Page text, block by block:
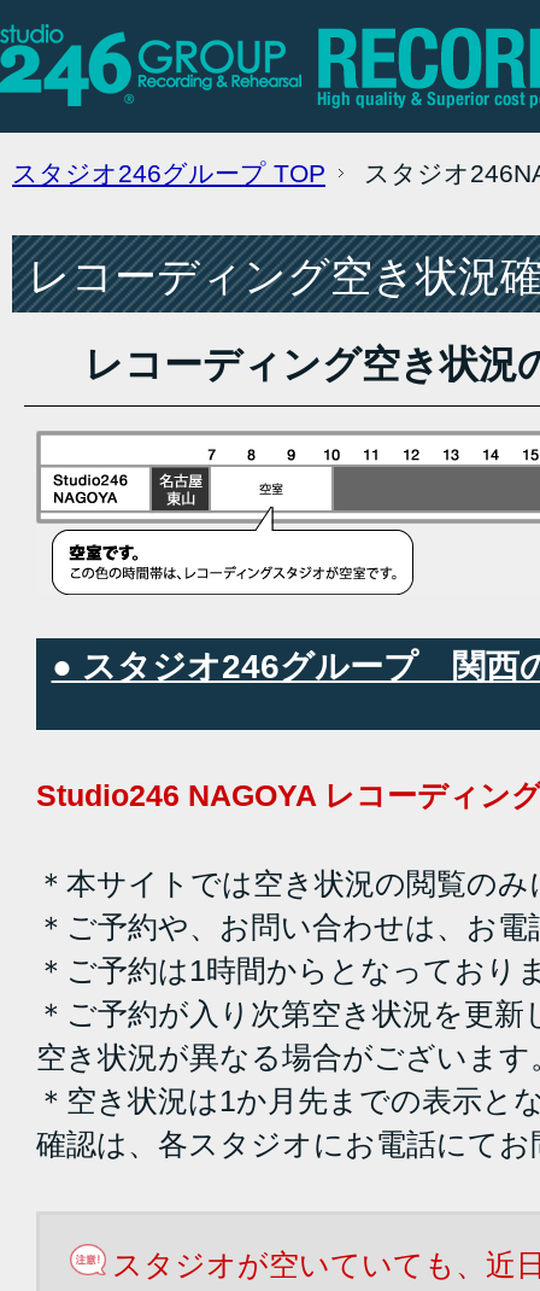
スタジオ246グループ TOP スタジオ
レコーディング空き状況
レコーディング空き状況
● スタジオ246グループ 関西
Studio246 NAGOYA レコーディン
＊本サイトでは空き状況の閲覧の
＊ご予約や、お問い合わせは、お
＊ご予約は1時間からとなっており
＊ご予約が入り次第空き状況を更
空き状況が異なる場合がございます
＊空き状況は1か月先までの表示と
確認は、各スタジオにお電話にて
スタジオが空いていても、近